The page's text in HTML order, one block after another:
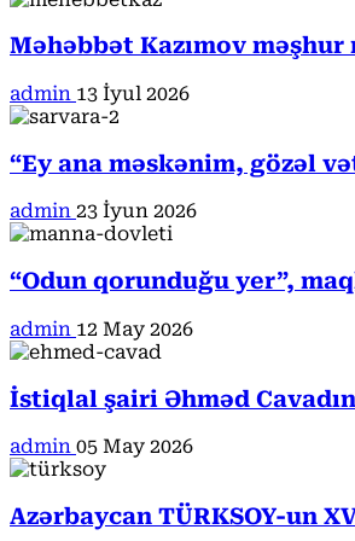
Məhəbbət Kazımov məşhur
admin 13 İyul 2026
“Ey ana məskənim, gözəl
admin 23 İyun 2026
“Odun qorunduğu yer”,
admin 12 May 2026
İstiqlal şairi Əhməd
admin 05 May 2026
Azərbaycan TÜRKSOY-un